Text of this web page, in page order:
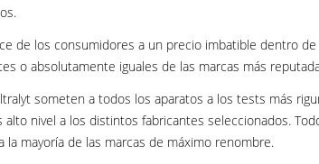
de los consumidores a un precio imbatible dentro
o absolutamente iguales de las marcas más
someten a todos los aparatos a los tests más
nivel a los distintos fabricantes seleccionados.
mayoría de las marcas de máximo renombre.